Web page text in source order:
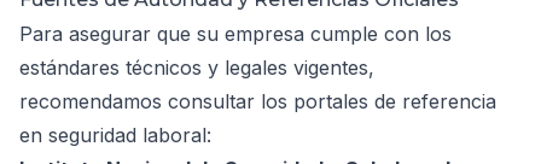
Para asegurar que su empresa cumple con los
estándares técnicos y legales vigentes,
recomendamos consultar los portales de referencia
en seguridad laboral: